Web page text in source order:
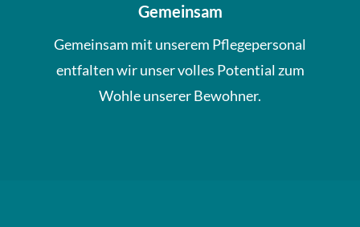
Gemeinsam
Gemeinsam mit unserem Pflegepersonal
entfalten wir unser volles Potential zum
Wohle unserer Bewohner.